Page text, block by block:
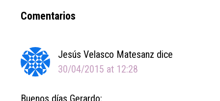
Reader
Comentarios
Jesús Velasco Matesanz dice
30/04/2015 at 12:28
Buenos días Gerardo: